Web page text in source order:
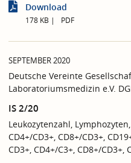
Download
178 KB PDF
SEPTEMBER 2020
Deutsche Vereinte
Laboratoriumsmedizin e.V.
IS 2/20
Leukozytenzahl,
CD4+/CD3+, CD8+/CD3+,
CD3+, CD4+/C3+, CD8+/CD3+,